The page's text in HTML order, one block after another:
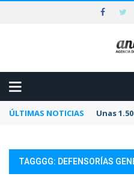
ÚLTIMAS NOTICIAS Unas
TAGGGG: DEFENSORÍAS